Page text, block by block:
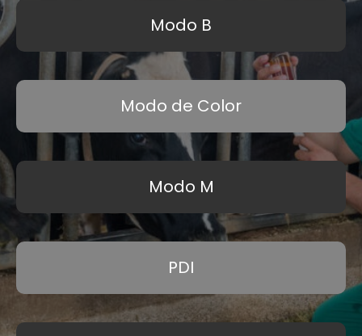
Modo B
Modo de Color
Modo M
PDI